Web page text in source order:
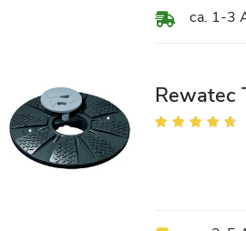
ca. 1-3
Rewatec
Bewertung: